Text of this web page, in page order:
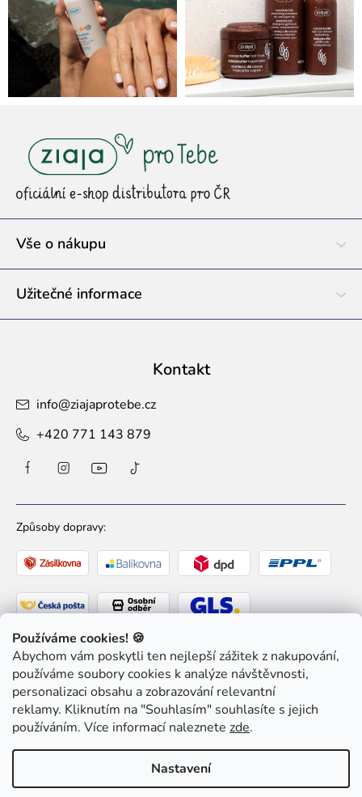
Používáme cookies! 🍪
Abychom vám poskytli ten nejlepší zážitek z nakupování,
používáme soubory cookies k analýze návštěvnosti,
personalizaci obsahu a zobrazování relevantní
reklamy. Kliknutím na "Souhlasím" souhlasíte s jejich
používáním. Více informací naleznete zde.
Nastavení
t
Vše o nákupu
Užitečné informace
Kontakt
info@ziajaprotebe.cz
+420 771 143 879
Způsoby dopravy:
Způsoby platby:
Ziaja pro Tebe
Upravit nastavení cookies